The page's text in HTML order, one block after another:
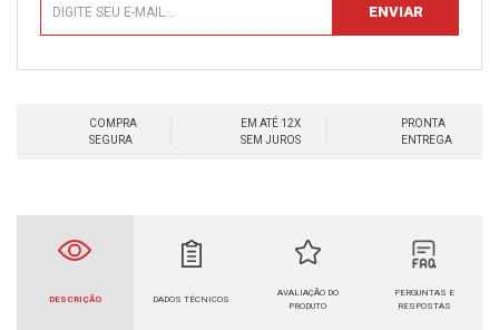
COMPRA
SEGURA
EM ATÉ 12X
SEM JUROS
PRONTA
ENTREGA
DESCRIÇÃO DADOS TÉCNICOS
AVALIAÇÃO DO
PRODUTO
PERGUNTAS E
RESPOSTAS